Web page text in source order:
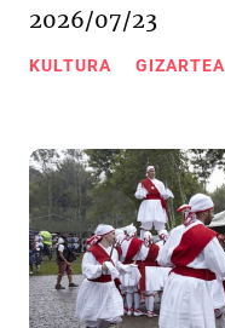
2026/07/23
KULTURA GIZARTEA